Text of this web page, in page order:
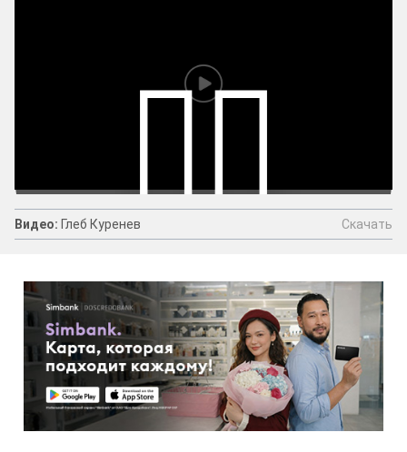
Видео: Глеб Куренев Скачать